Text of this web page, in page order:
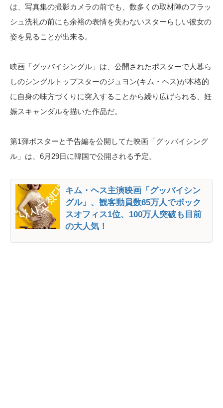
は、写真集の撮影カメラの前でも、数多くの取材陣のフラッ
シュ洗礼の前にも余裕の表情を失わないスターらしい彼女の
姿を見ることが出来る。
映画「グッバイシングル」は、公開されたポスターで人暮ら
しのシングルトップスターのジュヨン(キム・ヘス)が本格的
に自身の味方づくりに突入することから繰り広げられる、妊
娠スキャンダルを描いた作品だ。
第1弾ポスターと予告編を公開してた映画「グッバイシング
ル」は、6月29日に韓国で公開される予定。
キム・ヘス主演映画「グッバイシン
グル」、観客動員数65万人でボック
スオフィス1位、100万人突破も目前
の大人気！